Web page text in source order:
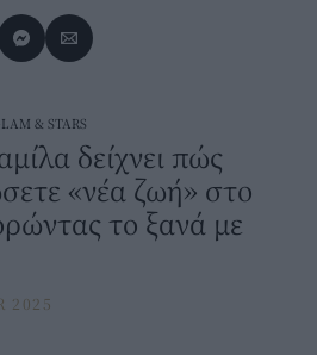
& STARS
δείχνει πώς
«νέα ζωή» στο
το ξανά με
2025